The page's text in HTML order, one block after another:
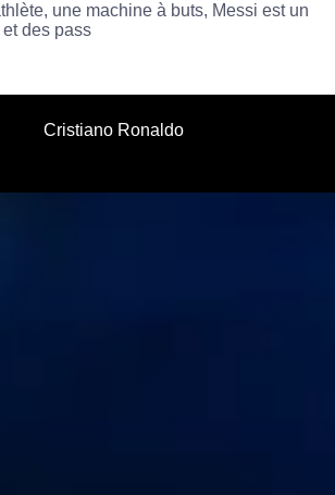
une machine à buts, Messi est un
des pass
Cristiano Ronaldo